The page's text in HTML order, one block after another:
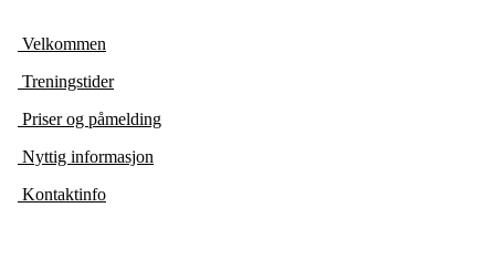
Velkommen
Treningstider
Priser og påmelding
Nyttig informasjon
Kontaktinfo